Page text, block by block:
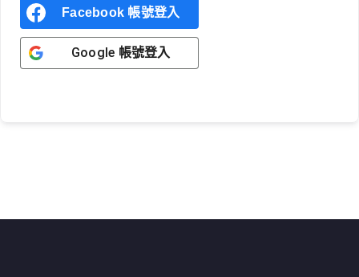
Facebook 帳號登入
Google 帳號登入